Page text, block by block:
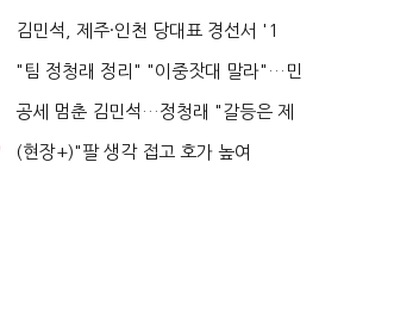
에너지안보 핵심...
김민석, 제주·인천 당대표 경선서 '1
위'(1보)...
"팀 정청래 정리" "이중잣대 말라"…민
주 최고위원 계파 다...
공세 멈춘 김민석…정청래 "갈등은 제
가 수습"
(현장+)"팔 생각 접고 호가 높여